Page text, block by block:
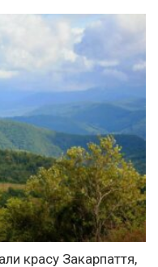
красу Закарпаття,